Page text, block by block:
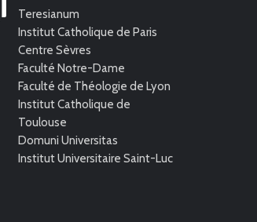
Teresianum
Institut Catholique de Paris
Centre Sèvres
Faculté Notre-Dame
Faculté de Théologie de Lyon
Institut Catholique de
Toulouse
Domuni Universitas
Institut Universitaire Saint-Luc